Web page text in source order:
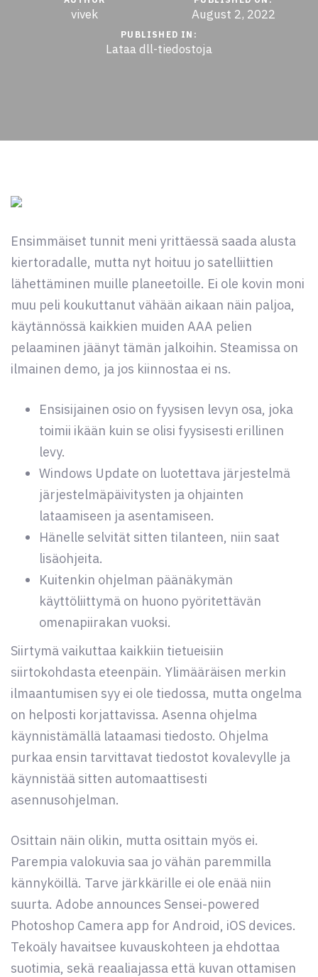
vivek August 2, 2022
PUBLISHED IN:
Lataa dll-tiedostoja
Ensimmäiset tunnit meni yrittäessä saada alusta
kiertoradalle, mutta nyt hoituu jo satelliittien
lähettäminen muille planeetoille. Ei ole kovin moni
muu peli koukuttanut vähään aikaan näin paljoa,
käytännössä kaikkien muiden AAA pelien
pelaaminen jäänyt tämän jalkoihin. Steamissa on
ilmainen demo, ja jos kiinnostaa ei ns.
Ensisijainen osio on fyysisen levyn osa, joka
toimii ikään kuin se olisi fyysisesti erillinen
levy.
Windows Update on luotettava järjestelmä
järjestelmäpäivitysten ja ohjainten
lataamiseen ja asentamiseen.
Hänelle selvität sitten tilanteen, niin saat
lisäohjeita.
Kuitenkin ohjelman päänäkymän
käyttöliittymä on huono pyöritettävän
omenapiirakan vuoksi.
Siirtymä vaikuttaa kaikkiin tietueisiin
siirtokohdasta eteenpäin. Ylimääräisen merkin
ilmaantumisen syy ei ole tiedossa, mutta ongelma
on helposti korjattavissa. Asenna ohjelma
käynnistämällä lataamasi tiedosto. Ohjelma
purkaa ensin tarvittavat tiedostot kovalevylle ja
käynnistää sitten automaattisesti
asennusohjelman.
Osittain näin olikin, mutta osittain myös ei.
Parempia valokuvia saa jo vähän paremmilla
kännyköillä. Tarve järkkärille ei ole enää niin
suurta. Adobe announces Sensei-powered
Photoshop Camera app for Android, iOS devices.
Tekoäly havaitsee kuvauskohteen ja ehdottaa
suotimia, sekä reaaliajassa että kuvan ottamisen